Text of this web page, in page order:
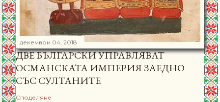
декември 04, 2018
ДВЕ БЪЛГАРСКИ УПРАВЛЯВАТ
ОСМАНСКАТА ИМПЕРИЯ ЗАЕДНО
СЪС СУЛТАНИТЕ
Споделяне